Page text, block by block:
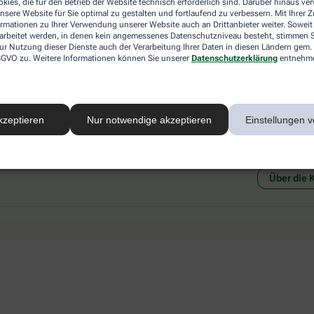
die für den Betrieb der Website technisch erforderlich sind. Darüber hinaus
Website für Sie optimal zu gestalten und fortlaufend zu verbessern. Mit Ihrer
zu Ihrer Verwendung unserer Website auch an Drittanbieter weiter. Soweit
werden, in denen kein angemessenes Datenschutzniveau besteht, stimmen
Nutzung dieser Dienste auch der Verarbeitung Ihrer Daten in diesen Ländern
zu. Weitere Informationen können Sie unserer Datenschutzerklärung
Nur notwendige akzeptieren Einstellungen
einer anderen akzeptierten
Ihrer Apotheke vor Ort.
Abholung in der Apotheke
Botendienstlieferung
Social Media Ein
Über die